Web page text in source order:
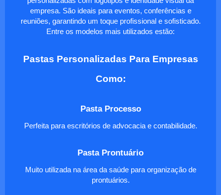
empresa. São ideais para eventos, conferências e
reuniões, garantindo um toque profissional e sofisticado.
Entre os modelos mais utilizados estão:
Pastas Personalizadas Para Empresas
Como:
Pasta Processo
Perfeita para escritórios de advocacia e contabilidade.
Pasta Prontuário
Muito utilizada na área da saúde para organização de
prontuários.